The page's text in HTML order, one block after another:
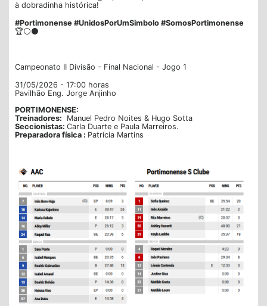
à dobradinha histórica!
#Portimonense #UnidosPorUmSimbolo #SomosPortimonense
🏆⚪⚫
Campeonato II Divisão - Final Nacional - Jogo 1
31/05/2026 - 17:00 horas
Pavilhão Eng. Jorge Anjinho
PORTIMONENSE:
Treinadores: Manuel Pedro Noites & Hugo Sotta
Seccionistas: Carla Duarte e Paula Marreiros.
Preparadora física : Patrícia Martins